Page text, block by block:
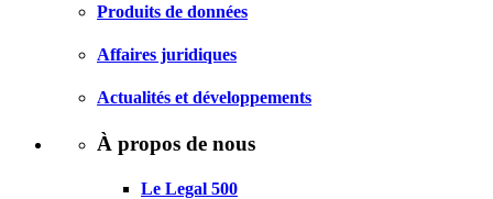
Produits de données
Affaires juridiques
Actualités et développements
À propos de nous
Le Legal 500